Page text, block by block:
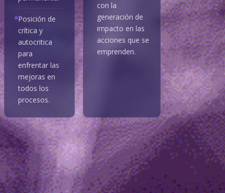
Posición de
crítica y
autocritica
para
enfrentar las
mejoras en
todos los
procesos.
con la
generación de
impacto en las
acciones que se
emprenden.